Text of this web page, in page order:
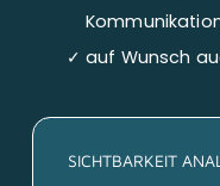
auf Wunsch
SICHTBARKEIT